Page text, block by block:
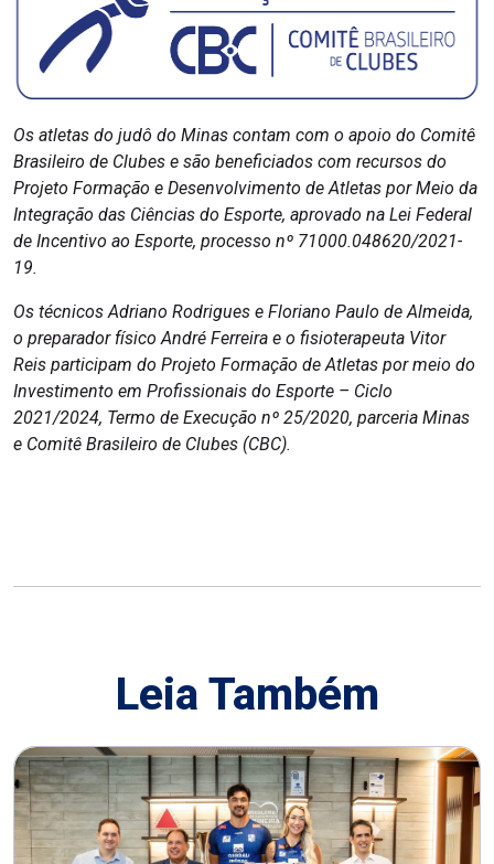
Os atletas do judô do Minas contam com o apoio do Comitê
Brasileiro de Clubes e são beneficiados com recursos do
Projeto Formação e Desenvolvimento de Atletas por Meio da
Integração das Ciências do Esporte, aprovado na Lei Federal
de Incentivo ao Esporte, processo nº 71000.048620/2021-
19.
Os técnicos Adriano Rodrigues e Floriano Paulo de Almeida,
o preparador físico André Ferreira e o fisioterapeuta Vitor
Reis participam do Projeto Formação de Atletas por meio do
Investimento em Profissionais do Esporte – Ciclo
2021/2024, Termo de Execução nº 25/2020, parceria Minas
e Comitê Brasileiro de Clubes (CBC).
Leia Também